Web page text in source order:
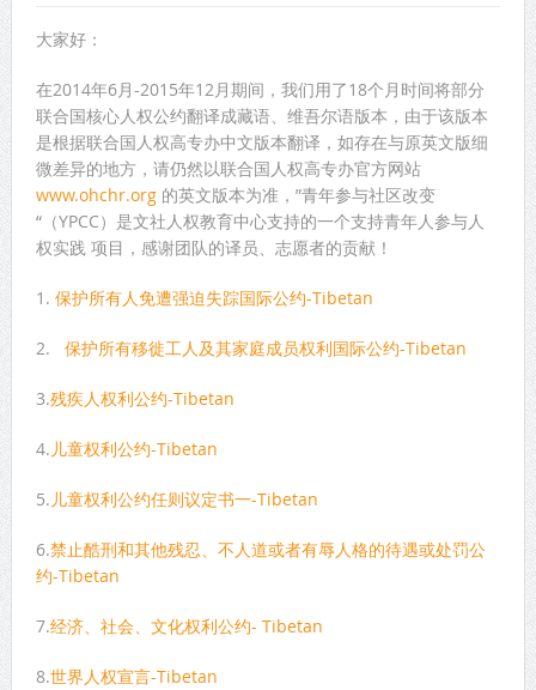
大家好：
在2014年6月-2015年12月期间，我们用了18个月时间将部分
联合国核心人权公约翻译成藏语、维吾尔语版本，由于该版本
是根据联合国人权高专办中文版本翻译，如存在与原英文版细
微差异的地方，请仍然以联合国人权高专办官方网站
www.ohchr.org的英文版本为准，”青年参与社区改变
“（YPCC）是文社人权教育中心支持的一个支持青年人参与人
权实践 项目，感谢团队的译员、志愿者的贡献！
1. 保护所有人免遭强迫失踪国际公约-Tibetan
2. 保护所有移徙工人及其家庭成员权利国际公约-Tibetan
3.残疾人权利公约-Tibetan
4.儿童权利公约-Tibetan
5.儿童权利公约任则议定书一-Tibetan
6.禁止酷刑和其他残忍、不人道或者有辱人格的待遇或处罚公
约-Tibetan
7.经济、社会、文化权利公约- Tibetan
8.世界人权宣言-Tibetan